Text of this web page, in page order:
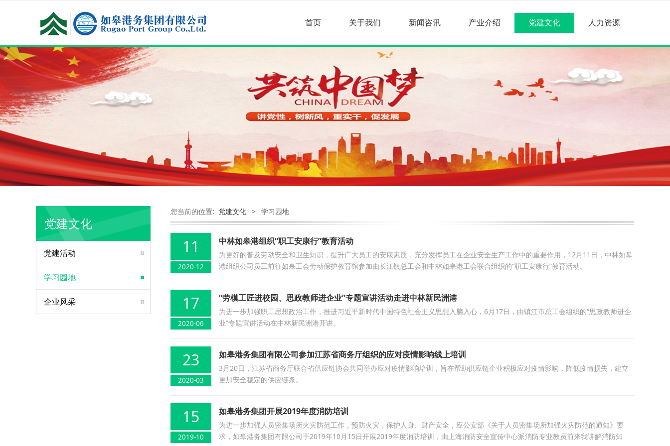
首页 关于我们 新闻咨讯 产业介绍 党建文化 人力资源
党建文化
党建活动
学习园地
企业风采
您当前的位置: 党建文化 > 学习园地
11
2020-12
中林如皋港组织“职工安康行”教育活动
为更好的普及劳动安全和卫生知识，提升广大员工的安康素质，充分发挥员工在企业安全生产工作中的重要作用，12月11日，中林如皋
港组织公司员工前往如皋工会劳动保护教育馆参加由长江镇总工会和中林如皋港工会联合组织的“职工安康行”教育活动。
17
2020-06
“劳模工匠进校园、思政教师进企业”专题宣讲活动走进中林新民洲港
为进一步加强职工思想政治工作，推进习近平新时代中国特色社会主义思想入脑入心，6月17日，由镇江市总工会组织的“思政教师进企
业”专题宣讲活动在中林新民洲港开讲。
23
2020-03
如皋港务集团有限公司参加江苏省商务厅组织的应对疫情影响线上培训
3月20日，江苏省商务厅联合省供应链协会共同举办应对疫情影响培训，旨在帮助供应链企业积极应对疫情影响，降低疫情损失，建立
更加安全稳定的供应链条。
15
2019-10
如皋港务集团开展2019年度消防培训
为进一步加强人员密集场所火灾防范工作，预防火灾，保护人身、财产安全，应公安部《关于人员密集场所加强火灾防范的通知》要
求，如皋港务集团有限公司于2019年10月15日开展2019年度消防培训，由上海消防安全宣传中心派消防专业教员前来我讲解消防知